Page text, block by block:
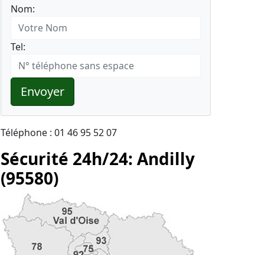
Nom:
Tel:
Envoyer
Téléphone : 01 46 95 52 07
Sécurité 24h/24: Andilly
(95580)